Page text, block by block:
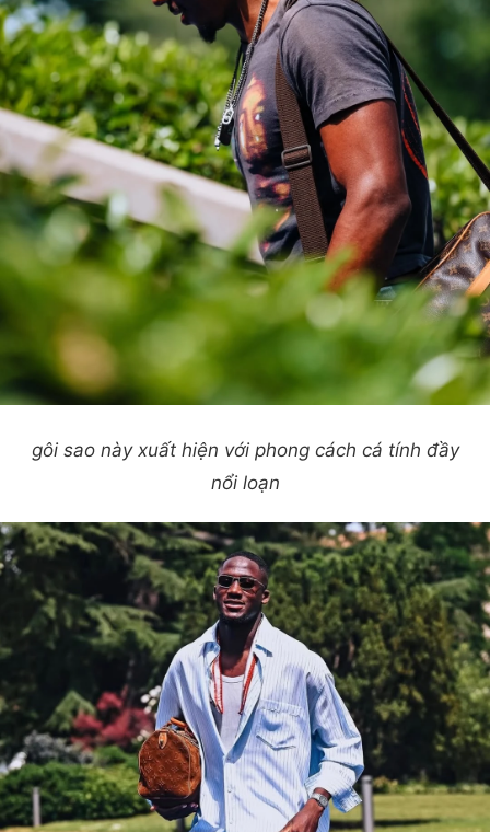
gôi sao này xuất hiện với phong cách cá tính đầy
nổi loạn